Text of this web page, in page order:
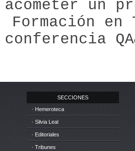
acometer un
Formación
conferencia
SECCIONES
· Hemeroteca
· Silvia Leal
· Editoriales
· Tribunes